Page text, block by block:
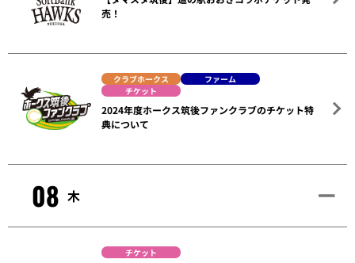
売！
クラブホークス
ファーム
チケット
2024年度ホークス筑後ファンクラブのチケット特
典について
08 木
チケット